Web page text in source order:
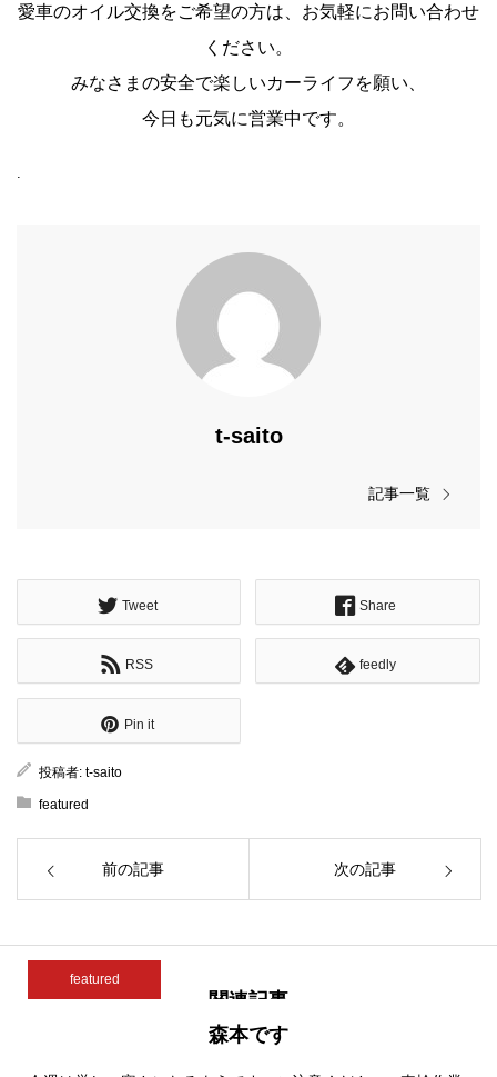
愛車のオイル交換をご希望の方は、お気軽にお問い合わせ
ください。
みなさまの安全で楽しいカーライフを願い、
今日も元気に営業中です。
t-saito
記事一覧
Tweet Share
RSS feedly
Pin it
投稿者: t-saito
featured
前の記事 次の記事
関連記事
featured
森本です